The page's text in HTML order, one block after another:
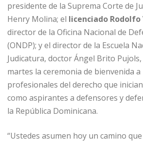
presidente de la Suprema Corte de
Henry Molina; el licenciado
director de la Oficina Nacional de
(ONDP); y el director de la Escuela
Judicatura, doctor Ángel Brito
martes la ceremonia de bienvenida a
profesionales del derecho que
como aspirantes a defensores y
la República Dominicana.
“Ustedes asumen hoy un camino